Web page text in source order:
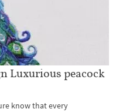
Luxurious peacock
know that every